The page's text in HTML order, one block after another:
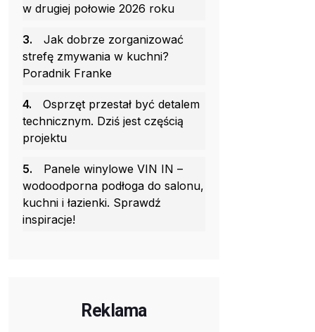
w drugiej połowie 2026 roku
3.
Jak dobrze zorganizować
strefę zmywania w kuchni?
Poradnik Franke
4.
Osprzęt przestał być detalem
technicznym. Dziś jest częścią
projektu
5.
Panele winylowe VIN IN –
wodoodporna podłoga do salonu,
kuchni i łazienki. Sprawdź
inspiracje!
Reklama